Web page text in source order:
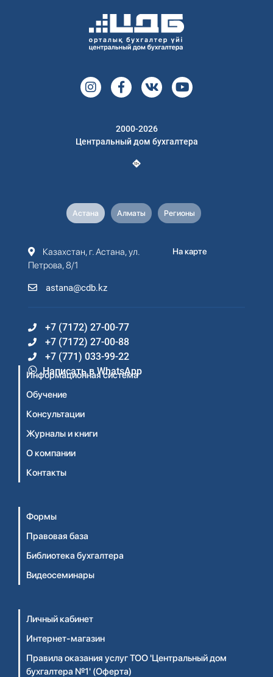
2000-2026
Центральный дом бухгалтера
Астана Алматы Регионы
Казахстан, г. Астана, ул.
Петрова, 8/1
astana@cdb.kz
На карте
+7 (7172) 27-00-77
+7 (7172) 27-00-88
+7 (771) 033-99-22
Написать в WhatsApp
Информационная система
Обучение
Консультации
Журналы и книги
О компании
Контакты
Формы
Правовая база
Библиотека бухгалтера
Видеосеминары
Личный кабинет
Интернет-магазин
Правила оказания услуг ТОО 'Центральный дом
бухгалтера №1' (Оферта)